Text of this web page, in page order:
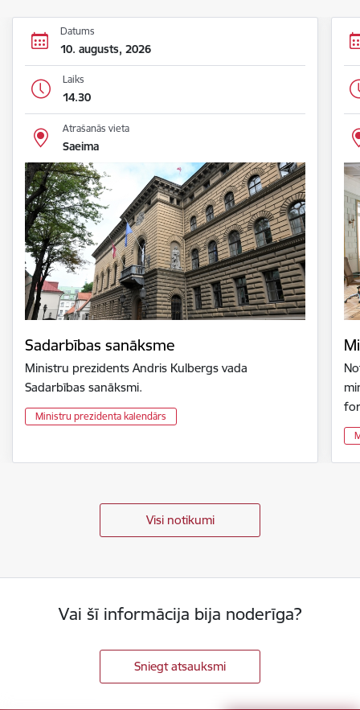
Datums
10. augusts, 2026
Laiks
14.30
Atrašanās vieta
Saeima
Sadarbības sanāksme
Ministru prezidents Andris Kulbergs vada
Sadarbības sanāksmi.
Ministru prezidenta kalendārs
Visi notikumi
Vai šī informācija bija noderīga?
Sniegt atsauksmi